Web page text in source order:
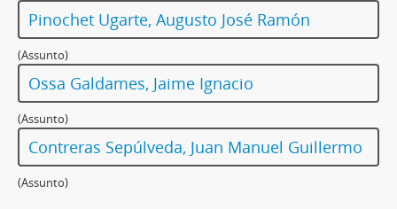
Pinochet Ugarte, Augusto José Ramón
(Assunto)
Ossa Galdames, Jaime Ignacio
(Assunto)
Contreras Sepúlveda, Juan Manuel Guillermo
(Assunto)